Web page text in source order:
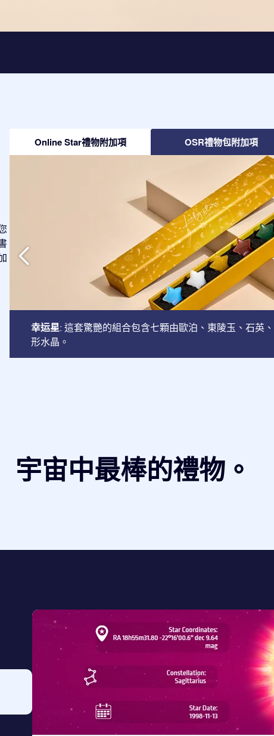
Online Star禮物附加項 OSR禮物包附加項
幸运星: 這套驚艷的組合包含七顆由歐泊、東陵玉、石英
形水晶。
宇宙中最棒的禮物。